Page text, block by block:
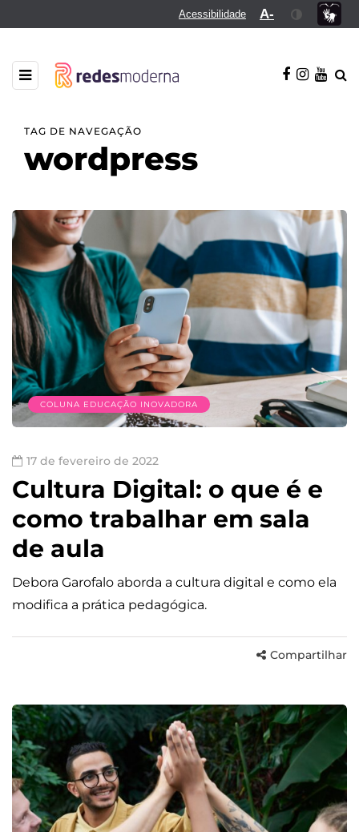
Acessibilidade A-
TAG DE NAVEGAÇÃO
wordpress
COLUNA EDUCAÇÃO INOVADORA
17 de fevereiro de 2022
Cultura Digital: o que é e
como trabalhar em sala
de aula
Debora Garofalo aborda a cultura digital e como ela
modifica a prática pedagógica.
Compartilhar